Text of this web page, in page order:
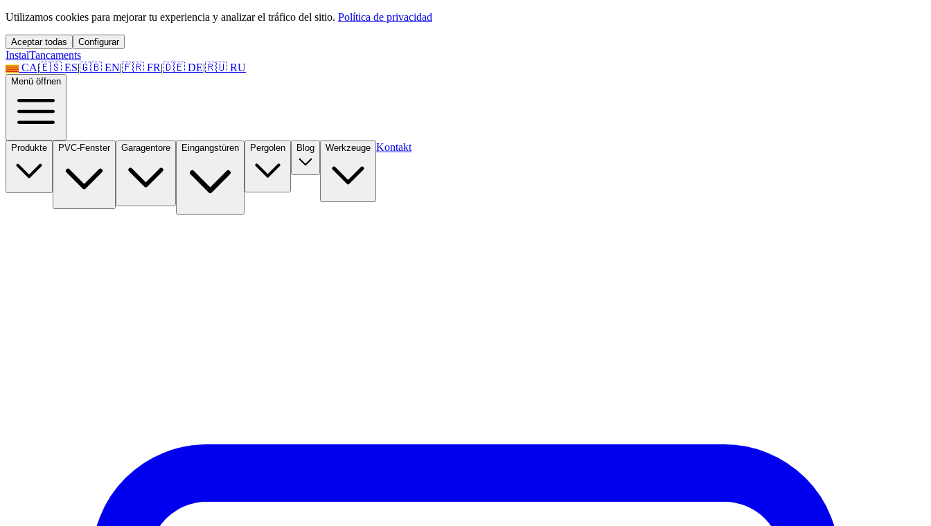
Utilizamos cookies para mejorar tu experiencia y analizar el tráfico del sitio. Política de privacidad
Aceptar todas Configurar
InstalTancaments
CA|🇪🇸 ES|🇬🇧 EN|🇫🇷 FR|🇩🇪 DE|🇷🇺 RU
Menü öffnen
Produkte PVC-Fenster Garagentore Eingangstüren Pergolen Blog Werkzeuge Kontakt